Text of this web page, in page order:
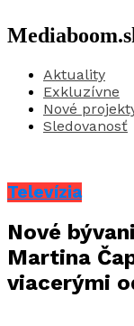
Aktuality
Exkluzívne
Nové
Sledovanosť
Televízia
Nové
Martina
viacerými